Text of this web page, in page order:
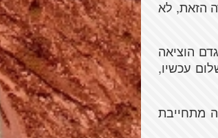
הזאת, לא
הוציאה
עכשיו,
מתחייבת